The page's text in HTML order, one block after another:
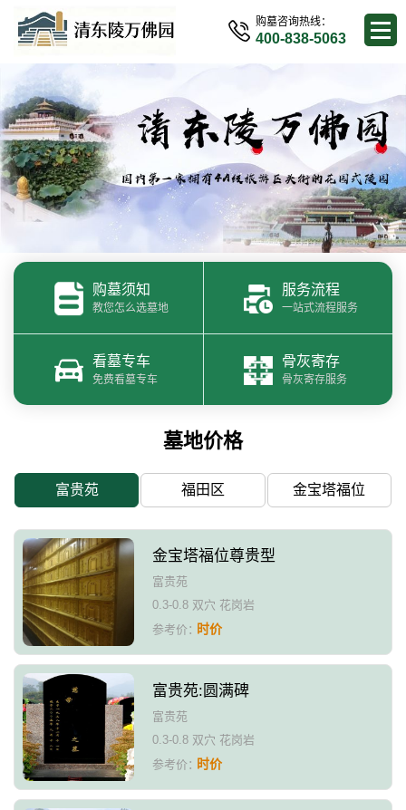
购墓咨询热线：
400-838-5063
购墓须知
教您怎么选墓地
服务流程
一站式流程服务
看墓专车
免费看墓专车
骨灰寄存
骨灰寄存服务
墓地价格
富贵苑 福田区 金宝塔福位
金宝塔福位尊贵型
富贵苑
0.3-0.8 双穴 花岗岩
参考价：时价
富贵苑:圆满碑
富贵苑
0.3-0.8 双穴 花岗岩
参考价：时价